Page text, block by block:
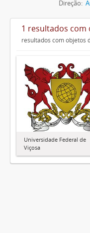
Direção:
1 resultados com
resultados com objetos
Universidade Federal de
Viçosa